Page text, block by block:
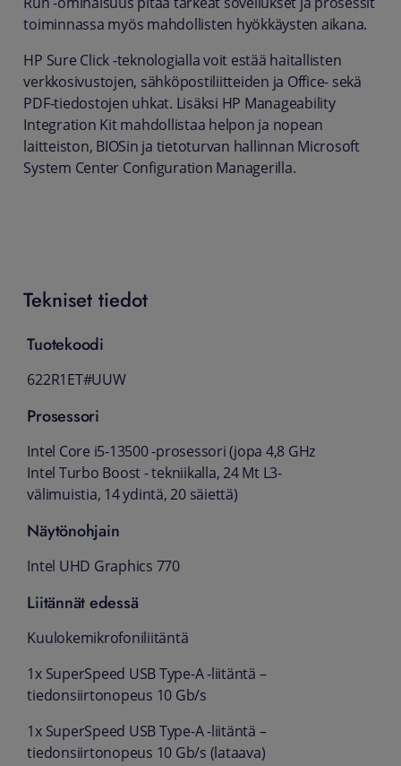
toiminnassa myös mahdollisten hyökkäysten aikana.
HP Sure Click -teknologialla voit estää haitallisten
verkkosivustojen, sähköpostiliitteiden ja Office- sekä
PDF-tiedostojen uhkat. Lisäksi HP Manageability
Integration Kit mahdollistaa helpon ja nopean
laitteiston, BIOSin ja tietoturvan hallinnan Microsoft
System Center Configuration Managerilla.
Tekniset tiedot
Tuotekoodi
622R1ET#UUW
Prosessori
Intel Core i5-13500 -prosessori (jopa 4,8 GHz
Intel Turbo Boost - tekniikalla, 24 Mt L3-
välimuistia, 14 ydintä, 20 säiettä)
Näytönohjain
Intel UHD Graphics 770
Liitännät edessä
Kuulokemikrofoniliitäntä
1x SuperSpeed USB Type-A -liitäntä –
tiedonsiirtonopeus 10 Gb/s
1x SuperSpeed USB Type-A -liitäntä –
tiedonsiirtonopeus 10 Gb/s (lataava)